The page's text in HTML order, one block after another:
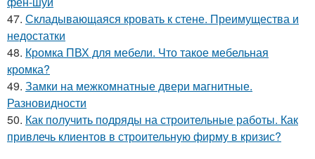
47. Складывающаяся кровать к стене. Преимущества и
недостатки
48. Кромка ПВХ для мебели. Что такое мебельная
кромка?
49. Замки на межкомнатные двери магнитные.
Разновидности
50. Как получить подряды на строительные работы. Как
привлечь клиентов в строительную фирму в кризис?